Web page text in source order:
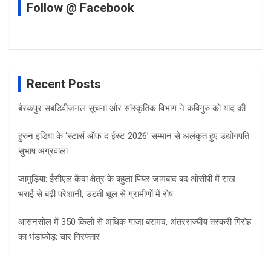
Follow @ Facebook
Recent Posts
बैरकपुर सबडिवीजनल सूचना और सांस्कृतिक विभाग ने कविगुरु को याद की
हुरुन इंडिया के ‘स्टार्स ऑफ द ईस्ट 2026’ सम्मान से अलंकृत हुए उद्योगपति
सुभाष अग्रवाला
जामुड़िया: ईसीएल केंदा क्षेत्र के बहुला पियर जामबाद बंद ओसीपी में राख
भराई से बढ़ी परेशानी, उड़ती धूल से ग्रामीणों में रोष
आसनसोल में 350 किलो से अधिक गांजा बरामद, अंतरराज्यीय तस्करी गिरोह
का भंडाफोड़; चार गिरफ्तार